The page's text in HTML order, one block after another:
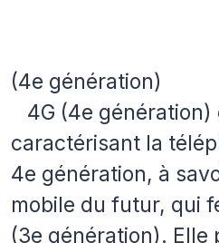
(4e génération)
4G (4e génération)
caractérisant la
4e génération, à
mobile du futur, qui
(3e génération). Elle